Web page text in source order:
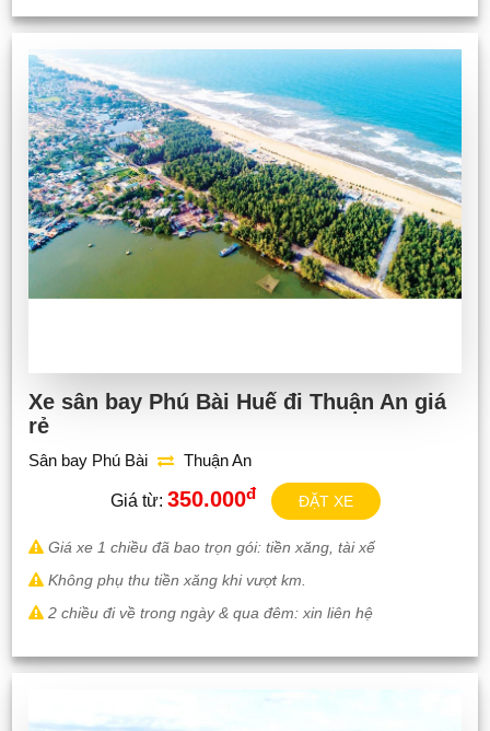
Xe sân bay Phú Bài Huế đi Thuận An giá
rẻ
Sân bay Phú Bài Thuận An
Giá từ: 350.000đ ĐẶT XE
Giá xe 1 chiều đã bao trọn gói: tiền xăng, tài xế
Không phụ thu tiền xăng khi vượt km.
2 chiều đi về trong ngày & qua đêm: xin liên hệ